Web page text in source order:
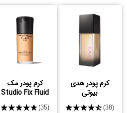
کرم پودر هدی
بیوتی
★★★★★(38)
کرم پودر مک
Studio Fix Fluid
★★★★★(35)